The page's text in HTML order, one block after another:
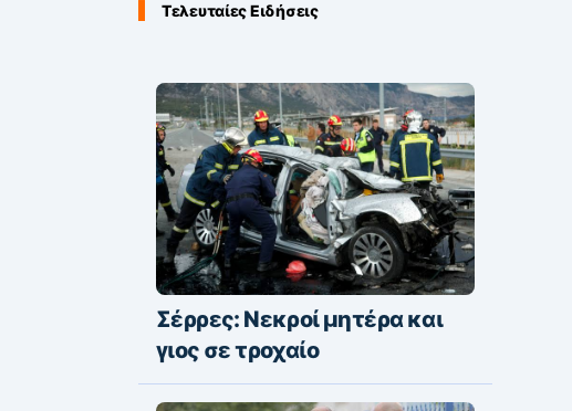
Τελευταίες Ειδήσεις
Σέρρες: Νεκροί μητέρα και
γιος σε τροχαίο